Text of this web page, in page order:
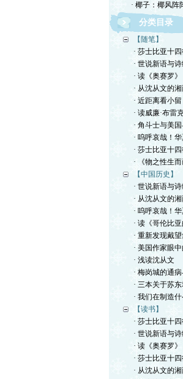
· 椰子：椰风阵
分类目录
【随笔】
· 莎士比亚十
· 世说新语与
· 读《奥赛罗》
· 从沈从文的
· 近距离看小
· 读威廉·布雷
· 角斗士与美
· 呜呼哀哉！
· 莎士比亚十
· 《物之性生
【中国历史】
· 世说新语与
· 从沈从文的
· 呜呼哀哉！
· 读《哥伦比亚
· 重新发现戴
· 美国作家眼
· 浅读沈从文
· 梅岗城的通
· 三本关于苏
· 我们在制造
【读书】
· 莎士比亚十
· 世说新语与
· 读《奥赛罗》
· 莎士比亚十
· 从沈从文的